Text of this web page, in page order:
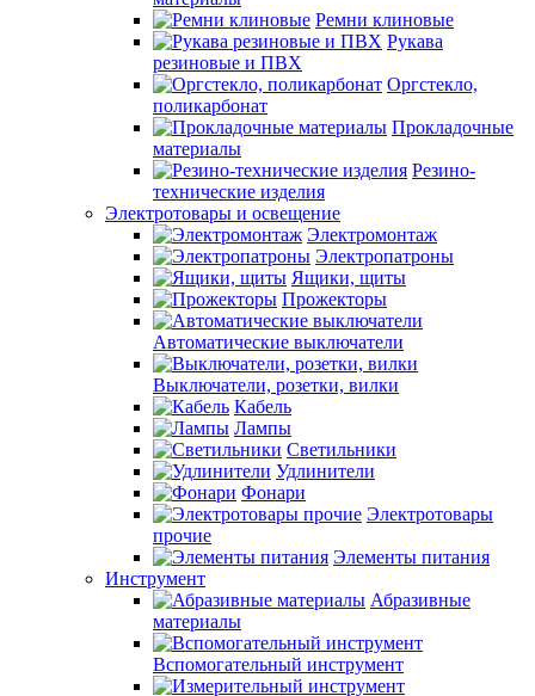
Ремни клиновые
Рукава
резиновые и ПВХ
Оргстекло,
поликарбонат
Прокладочные
материалы
Резино-
технические изделия
Электротовары и освещение
Электромонтаж
Электропатроны
Ящики, щиты
Прожекторы
Автоматические выключатели
Выключатели, розетки, вилки
Кабель
Лампы
Светильники
Удлинители
Фонари
Электротовары
прочие
Элементы питания
Инструмент
Абразивные
материалы
Вспомогательный инструмент